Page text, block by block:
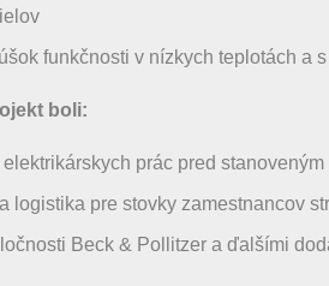
funkčnosti v nízkych teplotách
boli:
prác pred stanoveným
logistika pre stovky zamestnancov
Beck & Pollitzer a ďalšími